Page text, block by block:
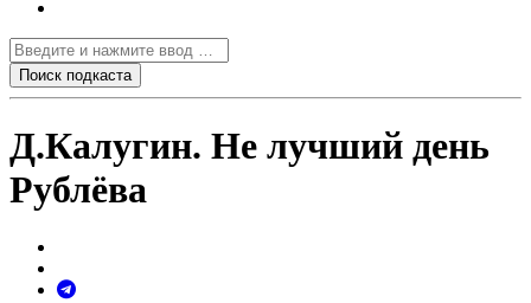
Д.Калугин. Не лучший день
Рублёва